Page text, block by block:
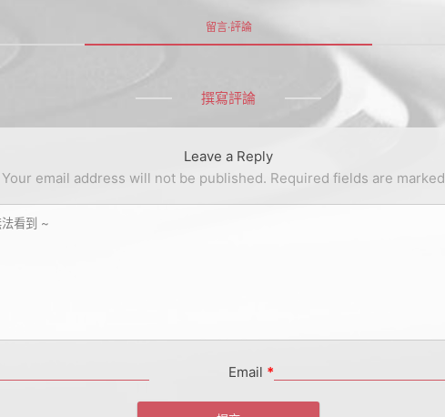
留言·評論
撰寫評論
Leave a Reply
Your email address will not be published. Required fields are marked
Email *